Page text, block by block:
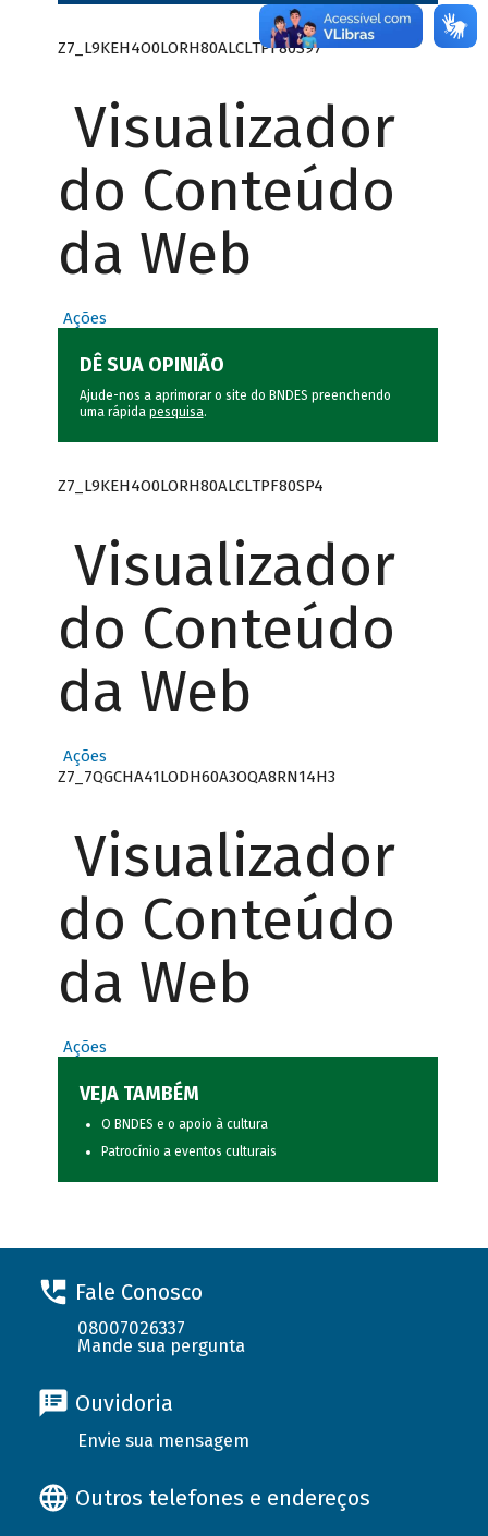
Z7_L9KEH4O0LORH80ALCLTPF80S97
Visualizador
do Conteúdo
da Web
Ações
DÊ SUA OPINIÃO
Ajude-nos a aprimorar o site do BNDES preenchendo
uma rápida pesquisa.
Z7_L9KEH4O0LORH80ALCLTPF80SP4
Visualizador
do Conteúdo
da Web
Ações
Z7_7QGCHA41LODH60A3OQA8RN14H3
Visualizador
do Conteúdo
da Web
Ações
VEJA TAMBÉM
O BNDES e o apoio à cultura
Patrocínio a eventos culturais
Fale Conosco
08007026337
Mande sua pergunta
Ouvidoria
Envie sua mensagem
Outros telefones e endereços